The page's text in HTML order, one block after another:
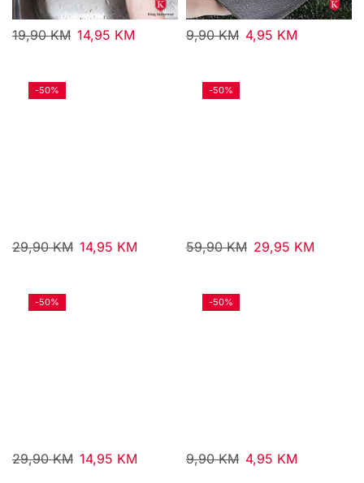
19,90KM 14,95 KM 9,90KM 4,95 KM
-50%
29,90KM 14,95 KM
-50%
59,90KM 29,95 KM
-50%
29,90KM 14,95 KM
-50%
9,90KM 4,95 KM